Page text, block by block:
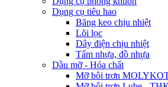
Dụng cụ tiêu hao
Băng keo chịu nhiệt
Lõi lọc
Dây điện chịu nhiệt
Tấm nhựa, đồ nhựa
Dầu mỡ - Hóa chất
Mỡ bôi trơn